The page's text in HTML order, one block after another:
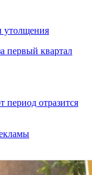
утолщения
первый квартал
период отразится